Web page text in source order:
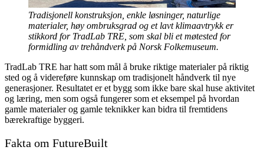
Tradisjonell konstruksjon, enkle løsninger, naturlige
materialer, høy ombruksgrad og et lavt klimaavtrykk er
stikkord for TradLab TRE, som skal bli et møtested for
formidling av trehåndverk på Norsk Folkemuseum.
TradLab TRE har hatt som mål å bruke riktige materialer på riktig
sted og å videreføre kunnskap om tradisjonelt håndverk til nye
generasjoner. Resultatet er et bygg som ikke bare skal huse aktivitet
og læring, men som også fungerer som et eksempel på hvordan
gamle materialer og gamle teknikker kan bidra til fremtidens
bærekraftige byggeri.
Fakta om FutureBuilt